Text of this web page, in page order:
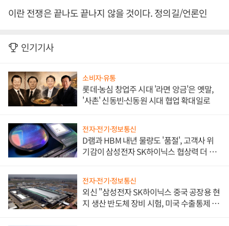
이란 전쟁은 끝나도 끝나지 않을 것이다. 정의길/언론인
인기기사
소비자·유통
롯데·농심 창업주 시대 '라면 앙금'은 옛말,
'사촌' 신동빈·신동원 시대 협업 확대일로
전자·전기·정보통신
D램과 HBM 내년 물량도 '품절', 고객사 위
기감이 삼성전자 SK하이닉스 협상력 더 키
전자·전기·정보통신
외신 "삼성전자 SK하이닉스 중국 공장용 현
지 생산 반도체 장비 시험, 미국 수출통제 대